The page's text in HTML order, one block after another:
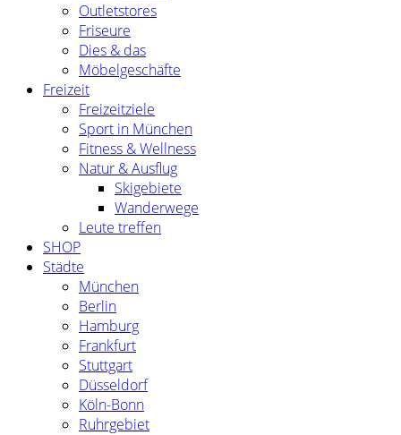
Outletstores
Friseure
Dies & das
Möbelgeschäfte
Freizeit
Freizeitziele
Sport in München
Fitness & Wellness
Natur & Ausflug
Skigebiete
Wanderwege
Leute treffen
SHOP
Städte
München
Berlin
Hamburg
Frankfurt
Stuttgart
Düsseldorf
Köln-Bonn
Ruhrgebiet